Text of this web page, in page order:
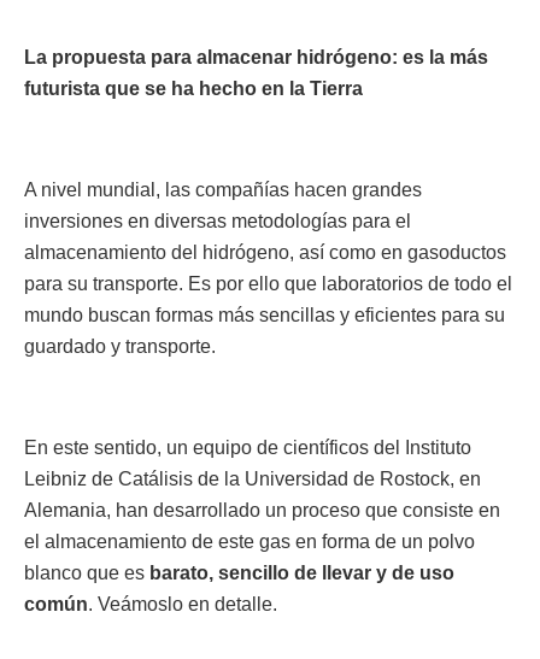
La propuesta para almacenar hidrógeno: es la más
futurista que se ha hecho en la Tierra
A nivel mundial, las compañías hacen grandes
inversiones en diversas metodologías para el
almacenamiento del hidrógeno, así como en gasoductos
para su transporte. Es por ello que laboratorios de todo el
mundo buscan formas más sencillas y eficientes para su
guardado y transporte.
En este sentido, un equipo de científicos del Instituto
Leibniz de Catálisis de la Universidad de Rostock, en
Alemania, han desarrollado un proceso que consiste en
el almacenamiento de este gas en forma de un polvo
blanco que es barato, sencillo de llevar y de uso
común. Veámoslo en detalle.